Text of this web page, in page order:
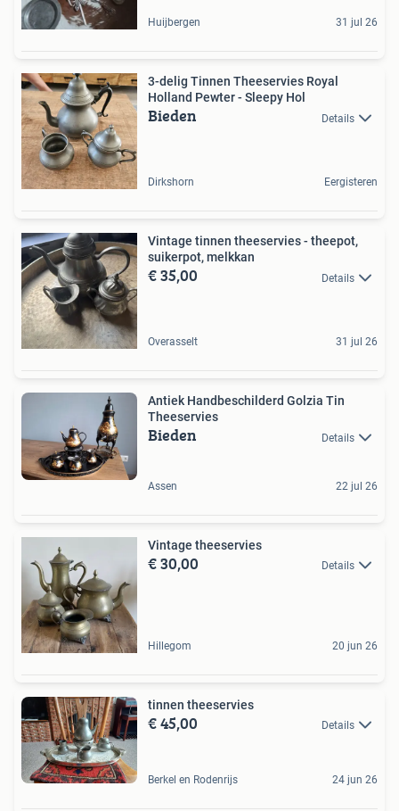
Huijbergen 31 jul 26
3-delig Tinnen Theeservies Royal
Holland Pewter - Sleepy Hol
Bieden Details
Dirkshorn Eergisteren
Vintage tinnen theeservies - theepot,
suikerpot, melkkan
€ 35,00 Details
Overasselt 31 jul 26
Antiek Handbeschilderd Golzia Tin
Theeservies
Bieden Details
Assen 22 jul 26
Vintage theeservies
€ 30,00 Details
Hillegom 20 jun 26
tinnen theeservies
€ 45,00 Details
Berkel en Rodenrijs 24 jun 26